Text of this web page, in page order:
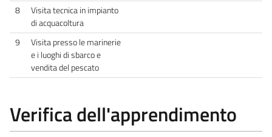
8
Visita tecnica in impianto
di acquacoltura
9
Visita presso le marinerie
e i luoghi di sbarco e
vendita del pescato
Verifica dell'apprendimento